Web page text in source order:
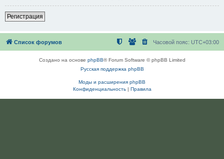
Регистрация
Список форумов Часовой пояс: UTC+03:00
Создано на основе phpBB® Forum Software © phpBB Limited
Русская поддержка phpBB
Моды и расширения phpBB
Конфиденциальность| Правила